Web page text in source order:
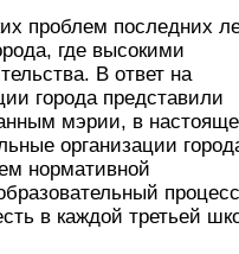
проблем последних
где высокими
В ответ на
города представили
мэрии, в
организации
нормативной
процесс
в каждой третьей